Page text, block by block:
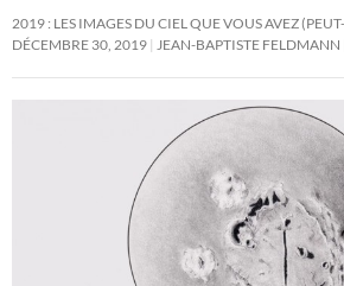
2019 : LES IMAGES DU CIEL QUE VOUS AVEZ
DÉCEMBRE 30, 2019
JEAN-BAPTISTE FELDMANN